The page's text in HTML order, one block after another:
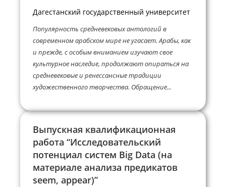
Дагестанский государственный университет
Популярность средневековых антологий в
современном арабском мире не угасает. Арабы, как
и прежде, с особым вниманием изучают свое
культурное наследие, продолжают опираться на
средневековые и ренессансные традиции
художественного творчества. Обращение...
Выпускная квалификационная
работа “Исследовательский
потенциал систем Big Data (на
материале анализа предикатов
seem, appear)”